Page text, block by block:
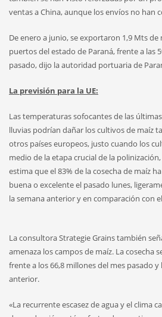
ventas a China, aunque los envíos no han
De enero a junio, se exportaron 1,9 Mts de
puertos del estado de Paraná, frente a las
pasado, dijo la autoridad portuaria de
La previsión para la UE:
Las temperaturas sofocantes de las
lluvias podrían dañar los cultivos de maíz
otros países europeos, justo cuando los
medio de la etapa crucial de la
estima que el 83% de la cosecha de maíz
buena o excelente el pasado lunes,
la semana anterior y en comparación con
La consultora Strategie Grains también
amenaza los campos de maíz. La cosecha
frente a los 66,8 millones del mes pasado
anterior.
«La recurrente escasez de agua y el clima